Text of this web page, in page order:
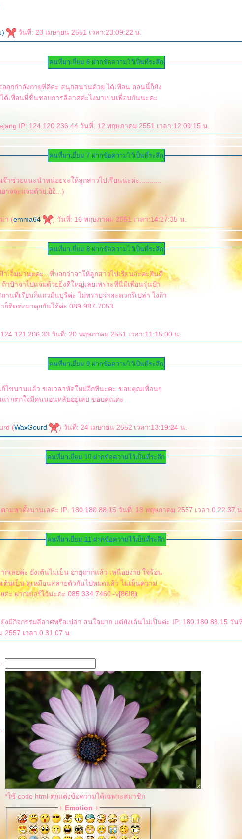
) วันที่: 23 เมษายน 2551 เวลา:23:09:22 น.
คนที่มาเยี่ยม 6 ฝากข้อความไว้เป็นที่ระลึก
ออกกำลังกายที่ดีค่ะ สนุกสนานด้วย ได้เพื่อน ตอนนี้ก็ยัง
ได้เพื่อนที่ชื่นชอบการลีลาศค่ะไงมาเปนเพื่อนกันนะคะ
IP: 124.120.236.44 วันที่: 12 พฤษภาคม 2551 เวลา:12:09:15 น.
คนที่มาเยี่ยม 7 ฝากข้อความไว้เป็นที่ระลึก
จ๊าช่วยแนะนำหน่อยจะให้ลูกสาวไปเรียนน่ะค่ะ...........
าจจะแจมด้วย.อิอิ...)
า (emma64 ) วันที่: 16 พฤษภาคม 2551 เวลา:14:27:35 น.
คนที่มาเยี่ยม 8 ฝากข้อความไว้เป็นที่ระลึก
เอ็มม่านะคะ...ที่บอกว่าจาให้ลูกสาวไปเรียนอ่ะคะยินดี
า
ติดต่อมาคุยกันได้ค่ะ 089-987-7053
วันที่: 20 พฤษภาคม 2551 เวลา:11:15:00 น.
คนที่มาเยี่ยม 9 ฝากข้อความไว้เป็นที่ระลึก
หัดใหม่อีกทีนะคะ ขอบคุณเพื่อนๆ
ที่มาแวะ ตอนแรกตกใจมีคนนอนหลับอยู่เลย ขอบคุณคะ
(WaxGourd ) วันที่: 24 เมษายน 2552 เวลา:13:19:24 น.
คนที่มาเยี่ยม 10 ฝากข้อความไว้เป็นที่ระลึก
มหาตั้งนานเลค่ะ IP: 180.180.88.15 วันที่: 13 พฤษภาคม 2557 เวลา:0:22:37 น.
คนที่มาเยี่ยม 11 ฝากข้อความไว้เป็นที่ระลึก
ากแล้ว เหนื่อยง่าย ใจร้อน
ต้นเป็น ดูเหมือนสลายตัวกันไปหมดแล้ว ไม่เห็นความ
ค่ะ ฝากเบอร์ไว้นะคะ 085 334 7460 -v[86I8jt
2557 เวลา:0:31:07 น.
*ใช้ code html ตกแต่งข้อความได้เฉพาะสมาชิก
+ Emotion +